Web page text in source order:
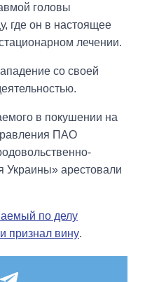
головы
где он в настоящее
лечении.
со своей
в покушении на
ПАО
Украины» арестовали
по делу
признал вину.